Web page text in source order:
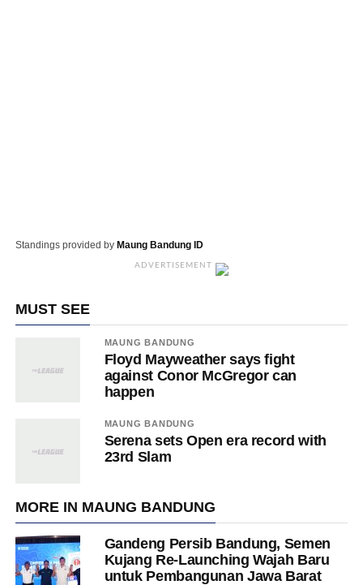
Standings provided by Maung Bandung ID
ADVERTISEMENT
MUST SEE
MAUNG BANDUNG
Floyd Mayweather says fight
against Conor McGregor can
happen
MAUNG BANDUNG
Serena sets Open era record with
23rd Slam
MORE IN MAUNG BANDUNG
Gandeng Persib Bandung, Semen
Kujang Re-Launching Wajah Baru
untuk Pembangunan Jawa Barat